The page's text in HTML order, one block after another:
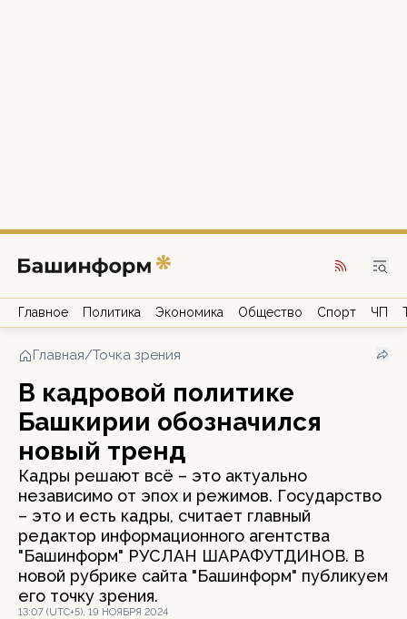
Главное Политика Экономика Общество Спорт ЧП
Главная/Точка зрения
В кадровой политике
Башкирии обозначился
новый тренд
Кадры решают всё – это актуально
независимо от эпох и режимов. Государство
– это и есть кадры, считает главный
редактор информационного агентства
"Башинформ" РУСЛАН ШАРАФУТДИНОВ. В
новой рубрике сайта "Башинформ" публикуем
его точку зрения.
13:07 (UTC+5), 19 НОЯБРЯ 2024